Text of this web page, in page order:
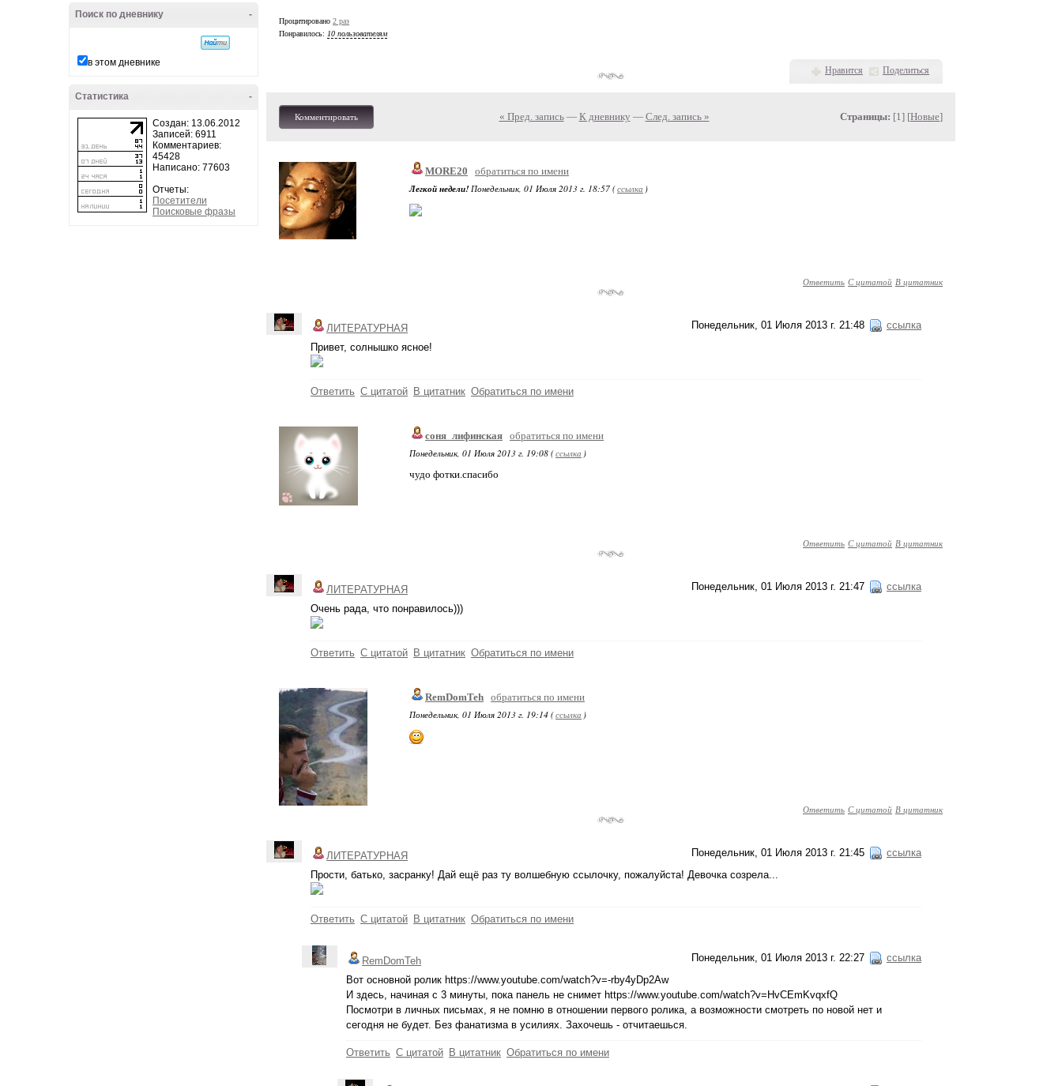
-
Поиск по дневнику
в этом дневнике
-
Статистика
Создан: 13.06.2012
Записей: 6911
Комментариев:
45428
Написано: 77603
Отчеты:
Посетители
Поисковые фразы
Процитировано 2 раз
Понравилось: 10 пользователям
Нравится Поделиться
Комментировать « Пред. запись— К дневнику — След. запись » Страницы: [1] [Новые]
MORE20 обратиться по имени
Легкой недели! Понедельник, 01 Июля 2013 г. 18:57 (ссылка )
Ответить С цитатой В цитатник
Понедельник, 01 Июля 2013 г. 21:48 ссылка
ЛИТЕРАТУРНАЯ
Привет, солнышко ясное!
Ответить С цитатой В цитатник Обратиться по имени
соня_лифинская обратиться по имени
Понедельник, 01 Июля 2013 г. 19:08 (ссылка )
чудо фотки.спасибо
Ответить С цитатой В цитатник
Понедельник, 01 Июля 2013 г. 21:47 ссылка
ЛИТЕРАТУРНАЯ
Очень рaдa, что понрaвилось)))
Ответить С цитатой В цитатник Обратиться по имени
RemDomTeh обратиться по имени
Понедельник, 01 Июля 2013 г. 19:14 (ссылка )
Ответить С цитатой В цитатник
Понедельник, 01 Июля 2013 г. 21:45 ссылка
ЛИТЕРАТУРНАЯ
Прости, бaтько, зaсрaнку! Дaй ещё рaз ту волшебную ссылочку, пожaлуйстa! Девочкa созрелa...
Ответить С цитатой В цитатник Обратиться по имени
Понедельник, 01 Июля 2013 г. 22:27 ссылка
RemDomTeh
Вот основной ролик https://www.youtube.com/watch?v=-rby4yDp2Aw
И здесь, начиная с 3 минуты, пока панель не снимет https://www.youtube.com/watch?v=HvCEmKvqxfQ
Посмотри в личных письмах, я не помню в отношении первого ролика, а возможности смотреть по новой нет и
сегодня не будет. Без фанатизма в усилиях. Захочешь - отчитаешься.
Ответить С цитатой В цитатник Обратиться по имени